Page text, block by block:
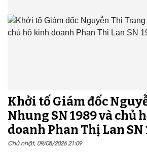
Khởi tố Giám đốc
Nhung SN 1989 và chủ
doanh Phan Thị Lan SN
Chủ nhật, 09/08/2026 21:09